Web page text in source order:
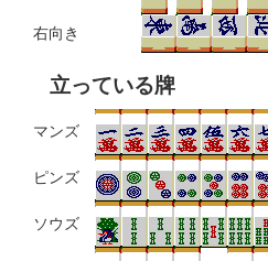
右向き
立っている牌
マンズ
ピンズ
ソウズ